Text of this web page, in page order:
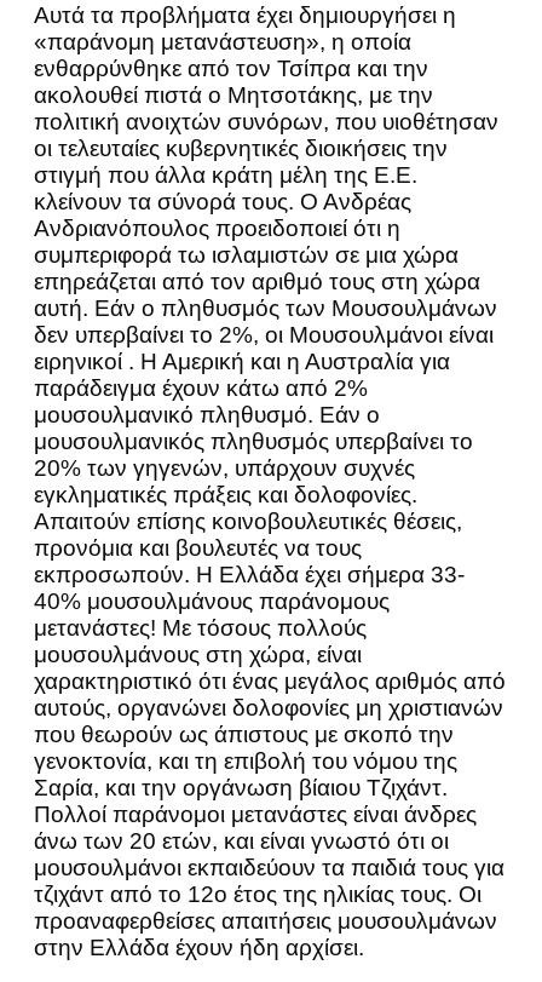
Αυτά τα προβλήματα έχει δημιουργήσει η
«παράνομη μετανάστευση», η οποία
ενθαρρύνθηκε από τον Τσίπρα και την
ακολουθεί πιστά ο Μητσοτάκης, με την
πολιτική ανοιχτών συνόρων, που υιοθέτησαν
οι τελευταίες κυβερνητικές διοικήσεις την
στιγμή που άλλα κράτη μέλη της Ε.Ε.
κλείνουν τα σύνορά τους. Ο Ανδρέας
Ανδριανόπουλος προειδοποιεί ότι η
συμπεριφορά τω ισλαμιστών σε μια χώρα
επηρεάζεται από τον αριθμό τους στη χώρα
αυτή. Εάν ο πληθυσμός των Μουσουλμάνων
δεν υπερβαίνει το 2%, οι Μουσουλμάνοι είναι
ειρηνικοί . Η Αμερική και η Αυστραλία για
παράδειγμα έχουν κάτω από 2%
μουσουλμανικό πληθυσμό. Εάν ο
μουσουλμανικός πληθυσμός υπερβαίνει το
20% των γηγενών, υπάρχουν συχνές
εγκληματικές πράξεις και δολοφονίες.
Απαιτούν επίσης κοινοβουλευτικές θέσεις,
προνόμια και βουλευτές να τους
εκπροσωπούν. Η Ελλάδα έχει σήμερα 33-
40% μουσουλμάνους παράνομους
μετανάστες! Με τόσους πολλούς
μουσουλμάνους στη χώρα, είναι
χαρακτηριστικό ότι ένας μεγάλος αριθμός από
αυτούς, οργανώνει δολοφονίες μη χριστιανών
που θεωρούν ως άπιστους με σκοπό την
γενοκτονία, και τη επιβολή του νόμου της
Σαρία, και την οργάνωση βίαιου Τζιχάντ.
Πολλοί παράνομοι μετανάστες είναι άνδρες
άνω των 20 ετών, και είναι γνωστό ότι οι
μουσουλμάνοι εκπαιδεύουν τα παιδιά τους για
τζιχάντ από το 12ο έτος της ηλικίας τους. Οι
προαναφερθείσες απαιτήσεις μουσουλμάνων
στην Ελλάδα έχουν ήδη αρχίσει.